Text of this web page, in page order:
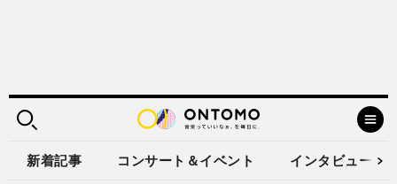
新着記事 コンサート＆イベント インタビュー